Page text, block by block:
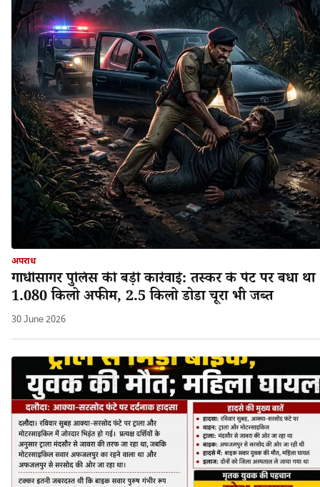
अपराध
गांधीसागर पुलिस की बड़ी कार्रवाई: तस्कर के पेट पर बंधा था
1.080 किलो अफीम, 2.5 किलो डोडा चूरा भी जब्त
30 June 2026